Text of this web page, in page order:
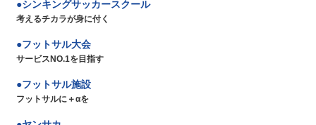
シンキングサッカースクール
考えるチカラが身に付く
フットサル大会
サービスNO.1を目指す
フットサル施設
フットサルに＋αを